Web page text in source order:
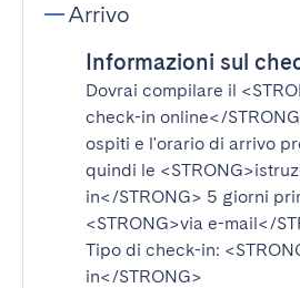
Arrivo
Informazioni sul
Dovrai compilare il
check-in online</
ospiti e l'orario di arrivo
quindi le
in</STRONG> 5 giorni
<STRONG>via e-mail</
Tipo di check-in:
in</STRONG>